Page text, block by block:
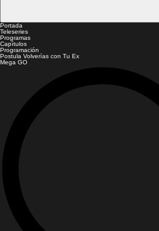
Portada
Teleseries
Programas
Capítulos
Programación
Postula Volverías con Tu Ex
Mega GO